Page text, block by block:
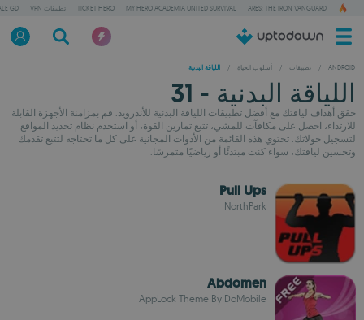
ARES: THE IRON VANGUARD
MY HERO ACADEMIA UNITED SURVIVAL
TICKET HERO تطبيقات VPN GD
ANDROID
/ تطبيقات / أسلوب الحياة / اللياقة البدنية
اللياقة البدنية - 31
حقق أهداف لياقتك مع أفضل تطبيقات اللياقة البدنية للأندرويد. قم بمزامنة الأجهزة القابلة
للارتداء، احصل على مكافآت للمشي، تتبع تمارين القوة، أو استخدم نظام تحديد المواقع
لتسجيل جولاتك. تحتوي هذه القائمة من الأدوات المجانية على كل ما تحتاجه لتتبع تقدمك
وتحسين لياقتك، سواء كنت مبتدئًا أو رياضيًا متمرسًا.
Pull Ups
NorthPark
Abdomen
AppLock Theme By DoMobile